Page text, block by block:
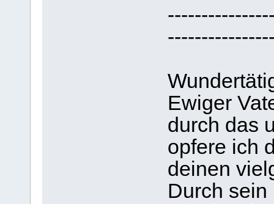
Ewiger
durch das
opfere ich
deinen
Durch sein